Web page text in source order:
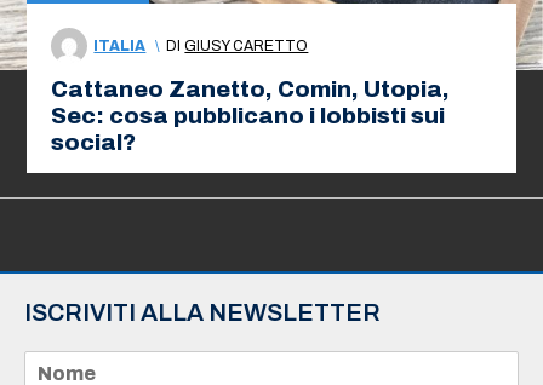
ITALIA \ DIGIUSY CARETTO
Cattaneo Zanetto, Comin, Utopia,
Sec: cosa pubblicano i lobbisti sui
social?
ISCRIVITI ALLA NEWSLETTER